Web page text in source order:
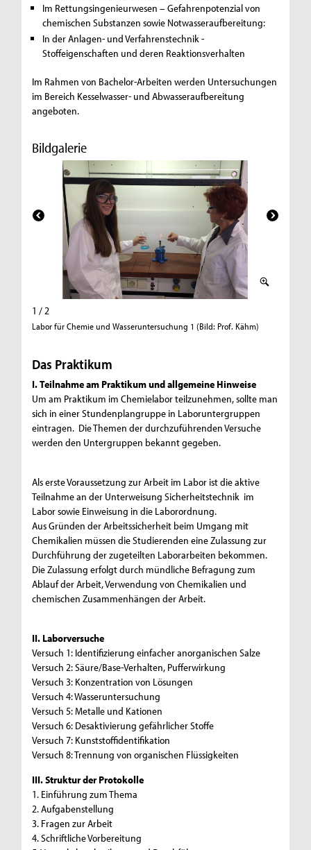
Im Rettungsingenieurwesen – Gefahrenpotenzial von
chemischen Substanzen sowie Notwasseraufbereitung:
In der Anlagen- und Verfahrenstechnik -
Stoffeigenschaften und deren Reaktionsverhalten
Im Rahmen von Bachelor-Arbeiten werden Untersuchungen
im Bereich Kesselwasser- und Abwasseraufbereitung
angeboten.
Bildgalerie
1 / 2
Labor für Chemie und Wasseruntersuchung 1 (Bild: Prof. Kähm)
Das Praktikum
I. Teilnahme am Praktikum und allgemeine Hinweise
Um am Praktikum im Chemielabor teilzunehmen, sollte man
sich in einer Stundenplangruppe in Laboruntergruppen
eintragen. Die Themen der durchzuführenden Versuche
werden den Untergruppen bekannt gegeben.
Als erste Voraussetzung zur Arbeit im Labor ist die aktive
Teilnahme an der Unterweisung Sicherheitstechnik im
Labor sowie Einweisung in die Laborordnung.
Aus Gründen der Arbeitssicherheit beim Umgang mit
Chemikalien müssen die Studierenden eine Zulassung zur
Durchführung der zugeteilten Laborarbeiten bekommen.
Die Zulassung erfolgt durch mündliche Befragung zum
Ablauf der Arbeit, Verwendung von Chemikalien und
chemischen Zusammenhängen der Arbeit.
II. Laborversuche
Versuch 1: Identifizierung einfacher anorganischen Salze
Versuch 2: Säure/Base-Verhalten, Pufferwirkung
Versuch 3: Konzentration von Lösungen
Versuch 4: Wasseruntersuchung
Versuch 5: Metalle und Kationen
Versuch 6: Desaktivierung gefährlicher Stoffe
Versuch 7: Kunststoffidentifikation
Versuch 8: Trennung von organischen Flüssigkeiten
III. Struktur der Protokolle
1. Einführung zum Thema
2. Aufgabenstellung
3. Fragen zur Arbeit
4. Schriftliche Vorbereitung